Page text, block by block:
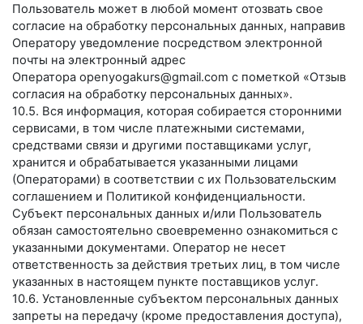
Пользователь может в любой момент отозвать свое
согласие на обработку персональных данных, направив
Оператору уведомление посредством электронной
почты на электронный адрес
Оператора openyogakurs@gmail.com с пометкой «Отзыв
согласия на обработку персональных данных».
10.5. Вся информация, которая собирается сторонними
сервисами, в том числе платежными системами,
средствами связи и другими поставщиками услуг,
хранится и обрабатывается указанными лицами
(Операторами) в соответствии с их Пользовательским
соглашением и Политикой конфиденциальности.
Субъект персональных данных и/или Пользователь
обязан самостоятельно своевременно ознакомиться с
указанными документами. Оператор не несет
ответственность за действия третьих лиц, в том числе
указанных в настоящем пункте поставщиков услуг.
10.6. Установленные субъектом персональных данных
запреты на передачу (кроме предоставления доступа),